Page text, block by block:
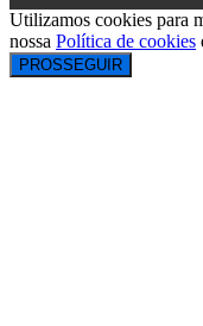
Utilizamos cookies para
nossa Política de cookies
PROSSEGUIR